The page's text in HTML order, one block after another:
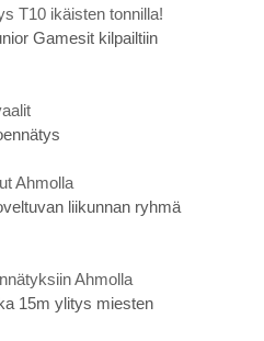
T10 ikäisten tonnilla!
Gamesit kilpailtiin
Ahmolla
liikunnan ryhmä
Ahmolla
15m ylitys miesten